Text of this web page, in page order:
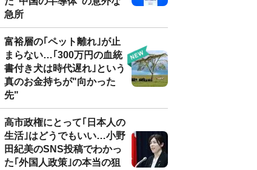
急所
富裕層の｢ペット離れ｣が止
まらない…｢300万円の血統
書付き犬は時代遅れ｣という
真のお金持ちが"向かった
先"
高市政権にとって｢日本人の
生活｣はどうでもいい…小野
田紀美のSNS投稿でわかっ
た｢外国人政策｣の本当の狙